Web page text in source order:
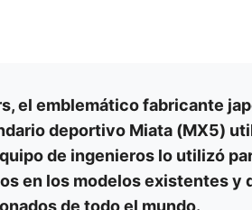
el emblemático fabricante
deportivo Miata (MX5)
de ingenieros lo utilizó
en los modelos existentes y
de todo el mundo.